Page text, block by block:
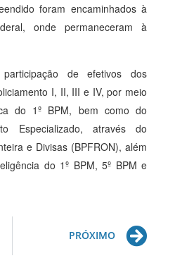
foram encaminhados à
onde permaneceram à
de efetivos dos
I, II, III e IV, por meio
do 1º BPM, bem como do
Especializado, através do
e Divisas (BPFRON), além
do 1º BPM, 5º BPM e
PRÓXIMO